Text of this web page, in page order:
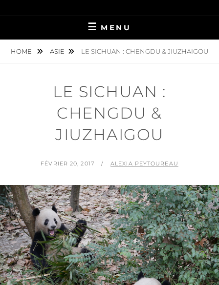
to
LES OISEAUX
MIGRATEURS
MENU
HOME ASIE LE SICHUAN : CHENGDU & JIUZHAIGOU
LE SICHUAN :
CHENGDU &
JIUZHAIGOU
POSTED
FÉVRIER 20, 2017 BY
ALEXIA PEYTOUREAU